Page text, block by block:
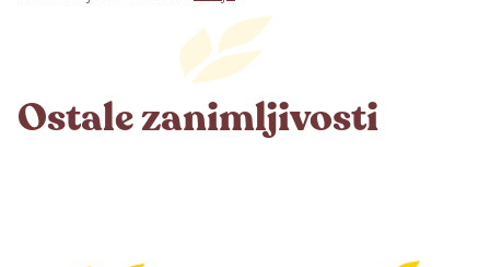
Ostale zanimljivosti